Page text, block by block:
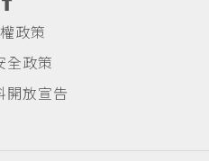
政策
全政策
開放宣告